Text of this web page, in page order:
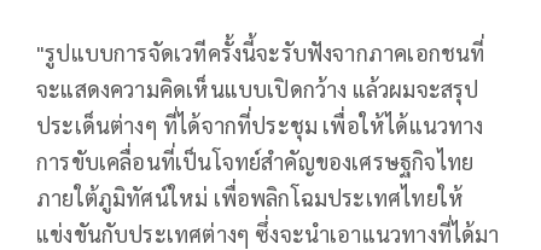
"รูปแบบการจัดเวทีครั้งนี้จะรับฟังจากภาคเอกชนที่
จะแสดงความคิดเห็นแบบเปิดกว้าง แล้วผมจะสรุป
ประเด็นต่างๆ ที่ได้จากที่ประชุม เพื่อให้ได้แนวทาง
การขับเคลื่อนที่เป็นโจทย์สำคัญของเศรษฐกิจไทย
ภายใต้ภูมิทัศน์ใหม่ เพื่อพลิกโฉมประเทศไทยให้
แข่งขันกับประเทศต่างๆ ซึ่งจะนำเอาแนวทางที่ได้มา